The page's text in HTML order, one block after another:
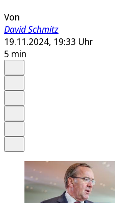
Von
David Schmitz
19.11.2024, 19:33 Uhr
5 min